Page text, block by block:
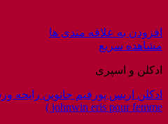
افزودن به علاقه مندی ها
مشاهده سریع
ادکلن و اسپری
johnwin eris pour femme )